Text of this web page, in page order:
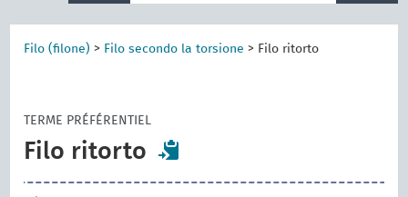
de
recherche
Filo (filone) > Filo secondo la torsione > Filo ritorto
TERME PRÉFÉRENTIEL
Filo ritorto